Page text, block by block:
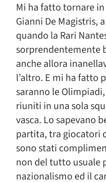
Mi ha fatto tornare
Gianni De Magistris,
quando la Rari
sorprendentemente
anche allora
l’altro. E mi ha fatto
saranno le
riuniti in una sola
vasca. Lo sapevano
partita, tra giocatori
sono stati
non del tutto usuale
nazionalismo ed il